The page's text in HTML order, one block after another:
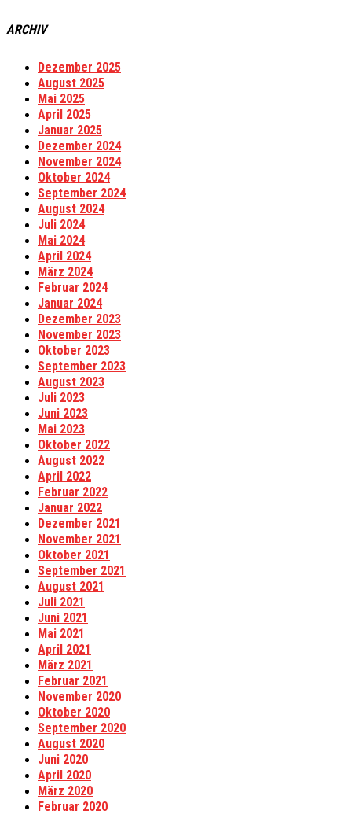
ARCHIV
Dezember 2025
August 2025
Mai 2025
April 2025
Januar 2025
Dezember 2024
November 2024
Oktober 2024
September 2024
August 2024
Juli 2024
Mai 2024
April 2024
März 2024
Februar 2024
Januar 2024
Dezember 2023
November 2023
Oktober 2023
September 2023
August 2023
Juli 2023
Juni 2023
Mai 2023
Oktober 2022
August 2022
April 2022
Februar 2022
Januar 2022
Dezember 2021
November 2021
Oktober 2021
September 2021
August 2021
Juli 2021
Juni 2021
Mai 2021
April 2021
März 2021
Februar 2021
November 2020
Oktober 2020
September 2020
August 2020
Juni 2020
April 2020
März 2020
Februar 2020